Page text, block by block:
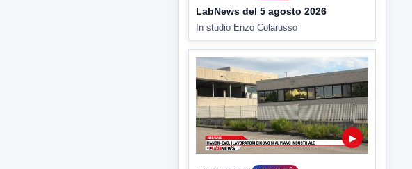
LabNews del 5 agosto 2026
In studio Enzo Colarusso